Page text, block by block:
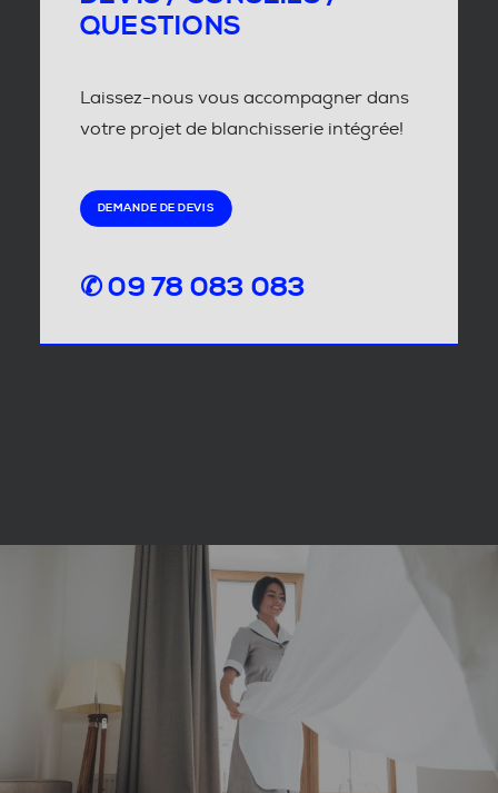
QUESTIONS
Laissez-nous vous accompagner dans
votre projet de blanchisserie intégrée!
DEMANDE DE DEVIS
✆ 09 78 083 083